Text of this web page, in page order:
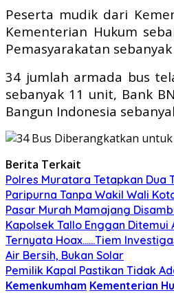
Peserta mudik dari
Kementerian Hukum
Pemasyarakatan sebanyak
34 jumlah armada bus
sebanyak 11 unit, Bank
Bangun Indonesia
Berita Terkait
Polres Muratara Tetapkan Dua
Paripurna Tanpa Wakil Wali
Pasar Murah Mamajang
Kapolsek Tallo Enggan
Ternyata Hoax……Tiem
Air Bersih, Bukan Solar
Pemilik Kapal Pastikan Tidak
Kemenkumham Kementerian